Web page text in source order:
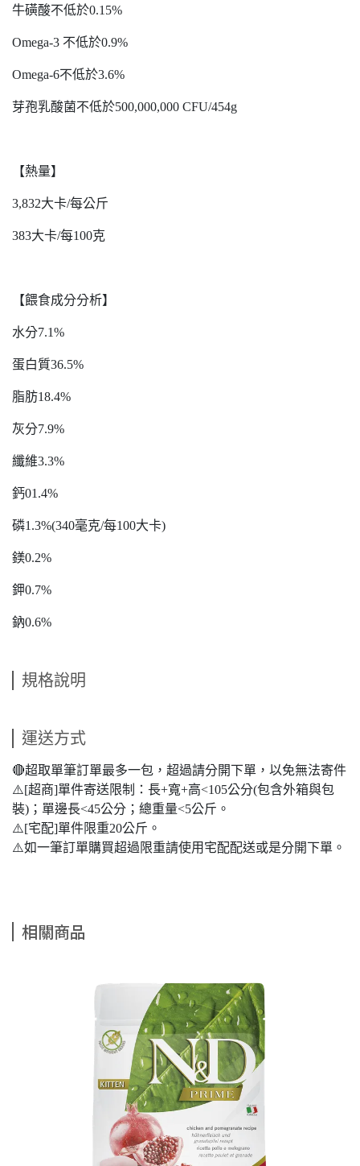
牛磺酸不低於0.15%
Omega-3 不低於0.9%
Omega-6不低於3.6%
芽孢乳酸菌不低於500,000,000 CFU/454g
【熱量】
3,832大卡/每公斤
383大卡/每100克
【餵食成分分析】
水分7.1%
蛋白質36.5%
脂肪18.4%
灰分7.9%
纖維3.3%
鈣01.4%
磷1.3%(340毫克/每100大卡)
鎂0.2%
鉀0.7%
鈉0.6%
規格說明
運送方式
🔴超取單筆訂單最多一包，超過請分開下單，以免無法寄件
⚠️[超商]單件寄送限制：長+寬+高<105公分(包含外箱與包
裝)；單邊長<45公分；總重量<5公斤。
⚠️[宅配]單件限重20公斤。
⚠️如一筆訂單購買超過限重請使用宅配配送或是分開下單。
相關商品